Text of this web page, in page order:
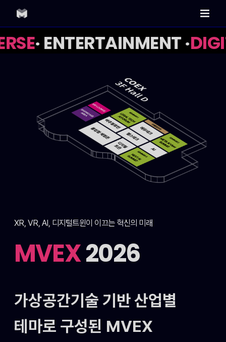
content
· ENTERTAINMENT ·
XR, VR, AI, 디지털트윈이 이끄는 혁신의 미래
MVEX2026
가상공간기술 기반 산업별
테마로 구성된 MVEX